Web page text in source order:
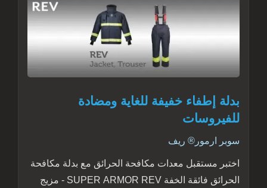
بدلة إطفاء خفيفة للغاية ومضادة
للفيروسات
سوبر ارمور® ريف
اختبر مستقبل معدات مكافحة الحرائق مع بدلة مكافحة
الحرائق فائقة الخفة SUPER ARMOR REV - مزيج